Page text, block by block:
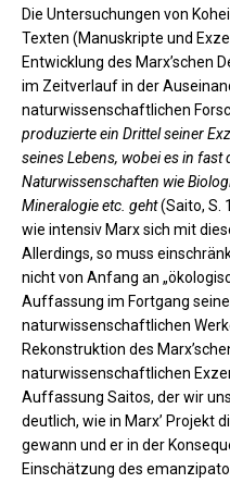
Die Untersuchungen von
Texten (Manuskripte und
Entwicklung des Marx’schen
im Zeitverlauf in der
naturwissenschaftlichen
produzierte ein Drittel seiner
seines Lebens, wobei es in fast
Naturwissenschaften wie
Mineralogie etc. geht(Saito, S.
wie intensiv Marx sich mit
Allerdings, so muss
nicht von Anfang an
Auffassung im Fortgang
naturwissenschaftlichen
Rekonstruktion des
naturwissenschaftlichen
Auffassung Saitos, der wir
deutlich, wie in Marx’ Projekt
gewann und er in der
Einschätzung des